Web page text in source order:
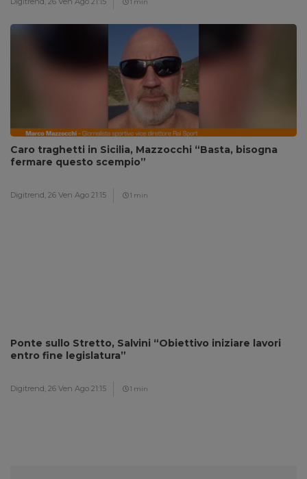
1 min
Caro traghetti in Sicilia, Mazzocchi “Basta, bisogna
fermare questo scempio”
Digitrend, 26 Ven Ago 21:15 1 min
Ponte sullo Stretto, Salvini “Obiettivo iniziare lavori
entro fine legislatura”
Digitrend, 26 Ven Ago 21:15 1 min